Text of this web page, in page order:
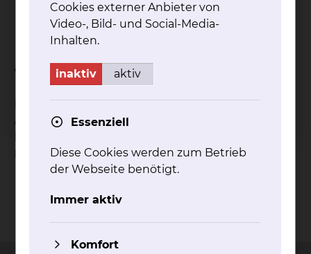
Pneumonie
Bronchitis
Welche Ziele hat die Behandlung?
Durch Stärkung der Atemmuskulatur wird die
Atmung erleichtert. Der Patient soll eine bessere
Mobilisation von Sekret verbessert werden kann.
Cookies externer Anbieter von
Video-, Bild- und Social-Media-
Inhalten.
inaktiv aktiv
Essenziell
Diese Cookies werden zum Betrieb
der Webseite benötigt.
Immer aktiv
Komfort